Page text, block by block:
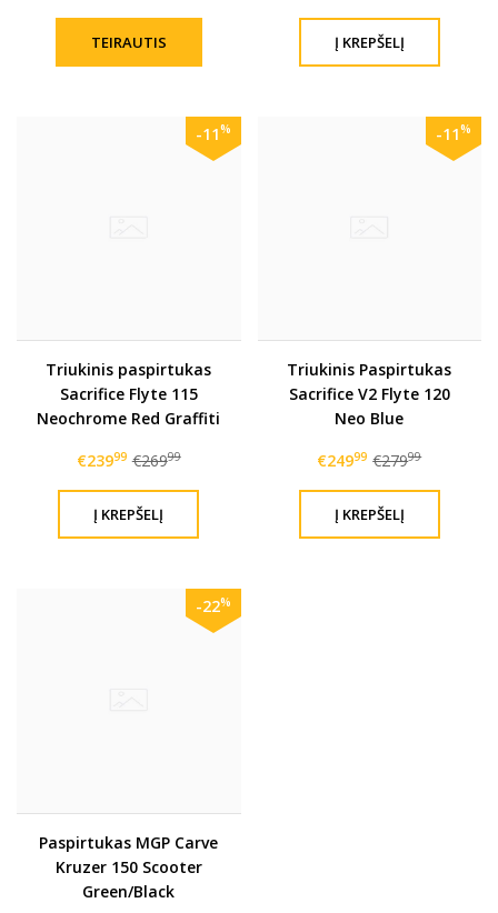
TEIRAUTIS
-11%
Triukinis paspirtukas
Sacrifice Flyte 115
Neochrome Red Graffiti
€23999 €26999
-11%
Triukinis Paspirtukas
Sacrifice V2 Flyte 120
Neo Blue
€24999 €27999
-22%
Paspirtukas MGP Carve
Kruzer 150 Scooter
Green/Black